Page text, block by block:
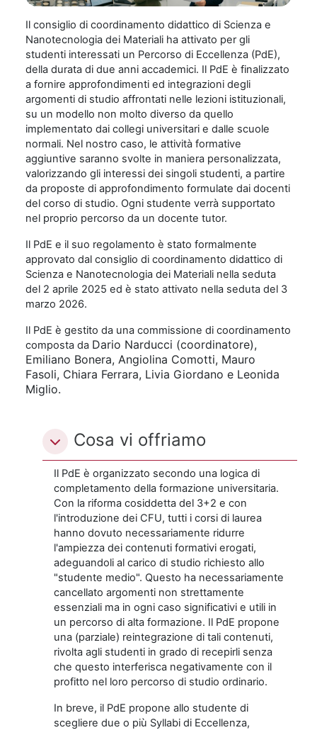
Il consiglio di coordinamento didattico di Scienza e
Nanotecnologia dei Materiali ha attivato per gli
studenti interessati un Percorso di Eccellenza (PdE),
della durata di due anni accademici. Il PdE è finalizzato
a fornire approfondimenti ed integrazioni degli
argomenti di studio affrontati nelle lezioni istituzionali,
su un modello non molto diverso da quello
implementato dai collegi universitari e dalle scuole
normali. Nel nostro caso, le attività formative
aggiuntive saranno svolte in maniera personalizzata,
valorizzando gli interessi dei singoli studenti, a partire
da proposte di approfondimento formulate dai docenti
del corso di studio. Ogni studente verrà supportato
nel proprio percorso da un docente tutor.
Il PdE e il suo regolamento è stato formalmente
approvato dal consiglio di coordinamento didattico di
Scienza e Nanotecnologia dei Materiali nella seduta
del 2 aprile 2025 ed è stato attivato nella seduta del 3
marzo 2026.
Il PdE è gestito da una commissione di coordinamento
composta da Dario Narducci (coordinatore),
Emiliano Bonera, Angiolina Comotti, Mauro
Fasoli, Chiara Ferrara, Livia Giordano e Leonida
Miglio.
Cosa vi offriamo
Il PdE è organizzato secondo una logica di
completamento della formazione universitaria.
Con la riforma cosiddetta del 3+2 e con
l'introduzione dei CFU, tutti i corsi di laurea
hanno dovuto necessariamente ridurre
l'ampiezza dei contenuti formativi erogati,
adeguandoli al carico di studio richiesto allo
"studente medio". Questo ha necessariamente
cancellato argomenti non strettamente
essenziali ma in ogni caso significativi e utili in
un percorso di alta formazione. Il PdE propone
una (parziale) reintegrazione di tali contenuti,
rivolta agli studenti in grado di recepirli senza
che questo interferisca negativamente con il
profitto nel loro percorso di studio ordinario.
In breve, il PdE propone allo studente di
scegliere due o più Syllabi di Eccellenza,